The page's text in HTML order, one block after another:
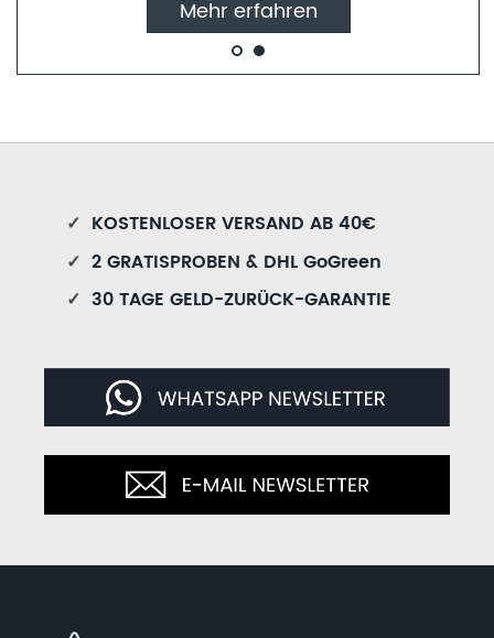
Mehr erfahren
✓ KOSTENLOSER VERSAND AB 40€
✓ 2 GRATISPROBEN & DHL GoGreen
✓ 30 TAGE GELD-ZURÜCK-GARANTIE